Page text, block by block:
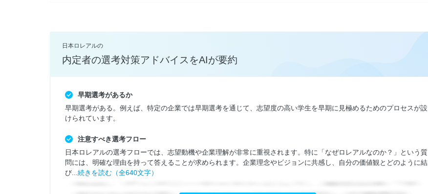
日本ロレアルの
内定者の選考対策アドバイスをAIが要約
早期選考があるか
早期選考がある。例えば、特定の企業では早期選考を通じて、志望度の高い学生を早期に見極めるためのプロセスが設
けられています。
注意すべき選考フロー
日本ロレアルの選考フローでは、志望動機や企業理解が非常に重視されます。特に「なぜロレアルなのか？」という質
問には、明確な理由を持って答えることが求められます。企業理念やビジョンに共感し、自分の価値観とどのように結
び... 続きを読む（全640文字）